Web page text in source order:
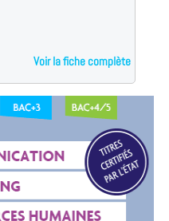
Voir la fiche complète